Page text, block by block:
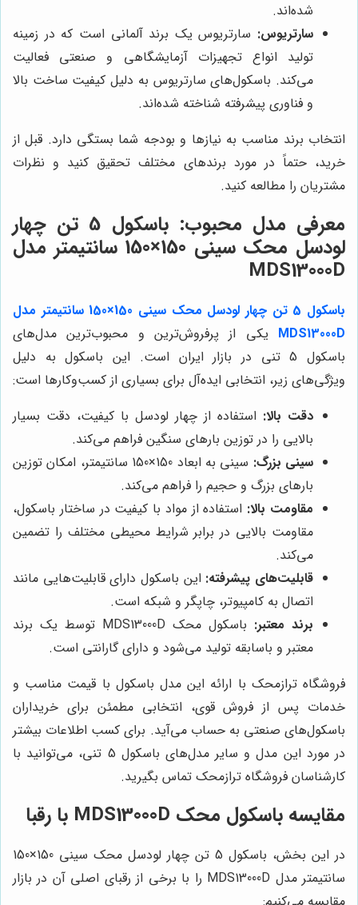
شده‌اند.
سارتریوس: سارتریوس یک برند آلمانی است که در زمینه
تولید انواع تجهیزات آزمایشگاهی و صنعتی فعالیت
می‌کند. باسکول‌های سارتریوس به دلیل کیفیت ساخت بالا
و فناوری پیشرفته شناخته شده‌اند.
انتخاب برند مناسب به نیازها و بودجه شما بستگی دارد. قبل از
خرید، حتماً در مورد برندهای مختلف تحقیق کنید و نظرات
مشتریان را مطالعه کنید.
معرفی مدل محبوب: باسکول 5 تن چهار
لودسل محک سینی 150×150 سانتیمتر مدل
MDS13000D
باسکول 5 تن چهار لودسل محک سینی 150×150 سانتیمتر مدل
MDS13000D یکی از پرفروش‌ترین و محبوب‌ترین مدل‌های
باسکول 5 تنی در بازار ایران است. این باسکول به دلیل
ویژگی‌های زیر، انتخابی ایده‌آل برای بسیاری از کسب‌وکارها است:
دقت بالا: استفاده از چهار لودسل با کیفیت، دقت بسیار
بالایی را در توزین بارهای سنگین فراهم می‌کند.
سینی بزرگ:
سینی به ابعاد 150×150 سانتیمتر، امکان توزین
بارهای بزرگ و حجیم را فراهم می‌کند.
مقاومت بالا: استفاده از مواد با کیفیت در ساختار باسکول،
مقاومت بالایی در برابر شرایط محیطی مختلف را تضمین
می‌کند.
قابلیت‌های پیشرفته: این باسکول دارای قابلیت‌هایی مانند
اتصال به کامپیوتر، چاپگر و شبکه است.
برند معتبر:
باسکول محک MDS13000D توسط یک برند
معتبر و باسابقه تولید می‌شود و دارای گارانتی است.
فروشگاه ترازمحک با ارائه این مدل باسکول با قیمت مناسب و
خدمات پس از فروش قوی، انتخابی مطمئن برای خریداران
باسکول‌های صنعتی به حساب می‌آید. برای کسب اطلاعات بیشتر
در مورد این مدل و سایر مدل‌های باسکول 5 تنی، می‌توانید با
کارشناسان فروشگاه ترازمحک تماس بگیرید.
مقایسه باسکول محک MDS13000D با رقبا
در این بخش، باسکول 5 تن چهار لودسل محک سینی 150×150
سانتیمتر مدل MDS13000D را با برخی از رقبای اصلی آن در بازار